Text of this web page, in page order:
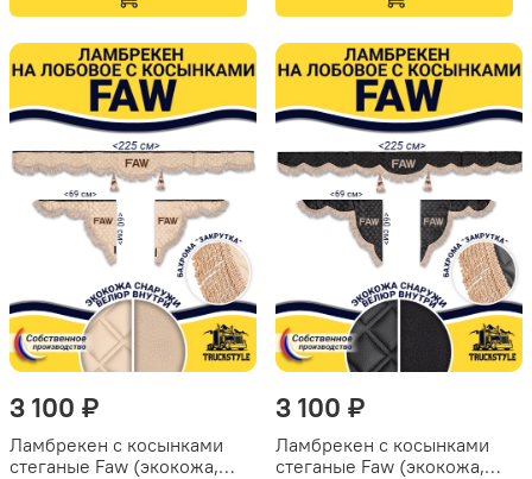
3 100 ₽
Ламбрекен с косынками
стеганые Faw (экокожа,
3 100 ₽
Ламбрекен с косынками
стеганые Faw (экокожа,